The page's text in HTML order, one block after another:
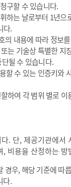
구할 수 있습니다.
하는 날로부터 1년
다.
의 내용에 따라 정보
는 기술상 특별한
될 수 있습니다.
할 수 있는 인증키와
하여 각 범위 별로
. 단, 제공기관에
비용을 산정하는
경우, 해당 기준에 따
다.